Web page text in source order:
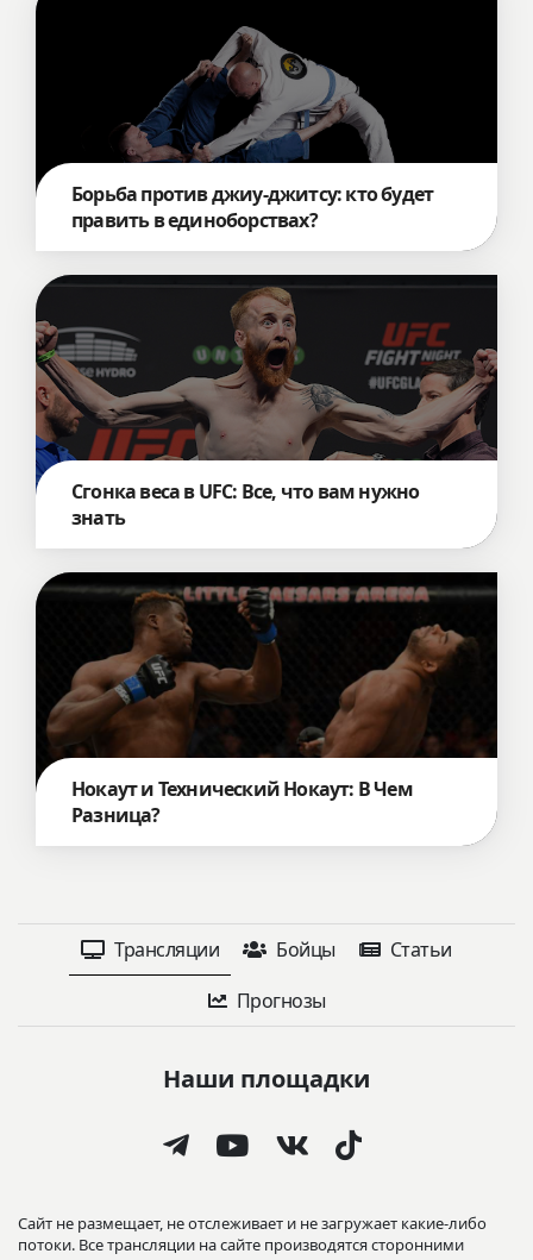
Борьба против джиу-джитсу: кто будет
править в единоборствах?
Сгонка веса в UFC: Все, что вам нужно
знать
Нокаут и Технический Нокаут: В Чем
Разница?
Трансляции Бойцы
Статьи
Прогнозы
Наши площадки
Сайт не размещает, не отслеживает и не загружает какие-либо
потоки. Все трансляции на сайте производятся сторонними